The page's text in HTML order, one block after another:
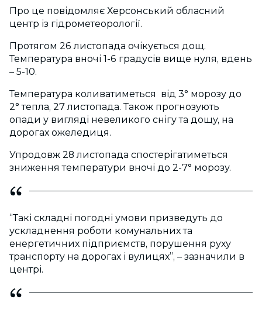
Про це повідомляє Херсонський обласний
центр із гідрометеорології.
Протягом 26 листопада очікується дощ.
Температура вночі 1-6 градусів вище нуля, вдень
– 5-10.
Температура коливатиметься від 3° морозу до
2° тепла, 27 листопада. Також прогнозують
опади у вигляді невеликого снігу та дощу, на
дорогах ожеледиця.
Упродовж 28 листопада спостерігатиметься
зниження температури вночі до 2-7° морозу.
“Такі складні погодні умови призведуть до
ускладнення роботи комунальних та
енергетичних підприємств, порушення руху
транспорту на дорогах і вулицях”, – зазначили в
центрі.